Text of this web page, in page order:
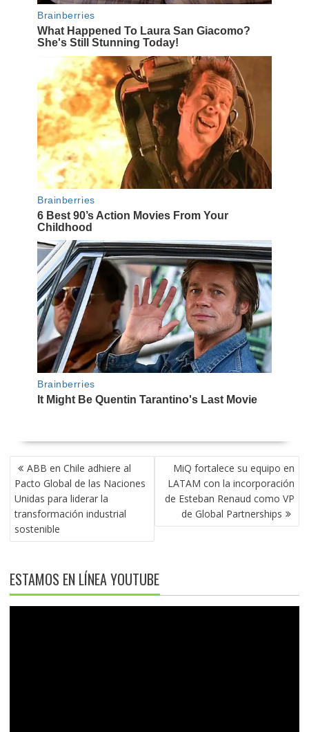
NAVEGACIÓN
DE
ENTRADAS
ABB en Chile adhiere al
Pacto Global de las Naciones
Unidas para liderar la
transformación industrial
sostenible
MiQ fortalece su equipo en
LATAM con la incorporación
de Esteban Renaud como VP
de Global Partnerships
ESTAMOS EN LÍNEA YOUTUBE